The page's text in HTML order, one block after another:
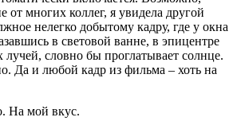
от многих коллег, я увидела другой
нелегко добытому кадру, где у окна
в световой ванне, в эпицентре
лучей, словно бы проглатывает солнце.
Да и любой кадр из фильма – хоть на
На мой вкус.